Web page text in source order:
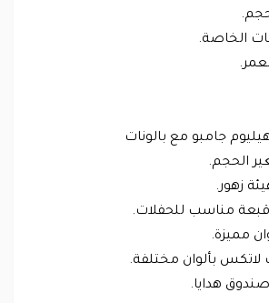
الخاصة.
جامبو مع بالونات
الحجم.
زهور.
قبعة مناسب للحفلات.
مميزة.
لاتكس بألوان مختلفة.
هدايا.